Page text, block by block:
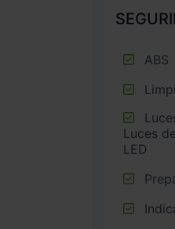
ABS
Luces
LED